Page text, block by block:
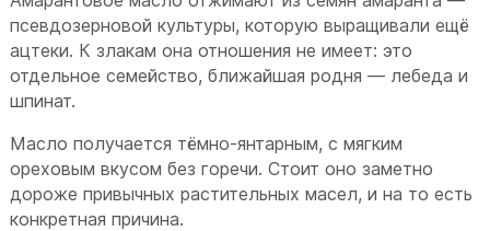
псевдозерновой культуры, которую выращивали ещё
ацтеки. К злакам она отношения не имеет: это
отдельное семейство, ближайшая родня — лебеда и
шпинат.
Масло получается тёмно-янтарным, с мягким
ореховым вкусом без горечи. Стоит оно заметно
дороже привычных растительных масел, и на то есть
конкретная причина.